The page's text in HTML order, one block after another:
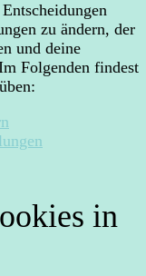
zu ändern, der
und deine
Folgenden findest
in